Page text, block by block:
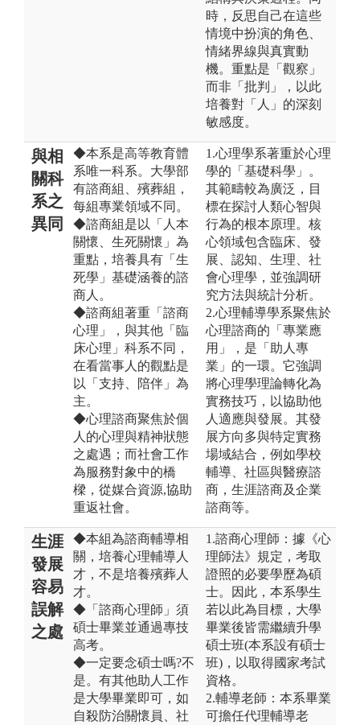
時，反思自己在這些
情境中扮演的角色、
情緒界線與真實動
機。重點是「觀察」
而非「批判」，以此
培養對「人」的深刻
敏感度。
與相
關科
系之
異同
◆本系是高等教育體
系唯一科系。大學部
有諮商組、殯葬組，
每組專業領域不同。
◆諮商組是以「人本
關懷、生死關懷」為
重點，培養具有「生
死學」基礎涵養的諮
商人。
◆諮商組著重「諮商
心理」，與其他「臨
床心理」科系不同，
在看當事人的觀點是
以「支持、陪伴」為
主。
◆心理諮商聚焦於個
人的心理與精神狀態
之處遇；而社會工作
為服務對象中的橋
樑，從媒合資源,協助
重返社會。
1.心理學系著重於心理
學的「基礎科學」。
其範疇較為廣泛，目
標在探討人類心智與
行為的根本原理。核
心領域包含臨床、發
展、認知、生理、社
會心理學，並強調研
究方法與統計分析。
2.心理輔導學系聚焦於
心理諮商的「專業應
用」，是「助人專
業」的一環。它強調
將心理學理論轉化為
實務技巧，以協助他
人適應與發展。其發
展方向多與特定實務
場域結合，例如學校
輔導、社區與醫療諮
商，生涯諮商及企業
諮商等。
生涯
發展
容易
誤解
之處
◆本組為諮商輔導相
關，培養心理輔導人
才，不是培養殯葬人
才。
◆「諮商心理師」須
碩士畢業並通過專技
高考。
◆一定要念碩士嗎?不
是。有其他助人工作
是大學畢業即可，如
自殺防治關懷員、社
1.諮商心理師：據《心
理師法》規定，考取
證照的必要學歷為碩
士。因此，本系學生
若以此為目標，大學
畢業後皆需繼續升學
碩士班(本系設有碩士
班)，以取得國家考試
資格。
2.輔導老師：本系畢業
可擔任代理輔導老